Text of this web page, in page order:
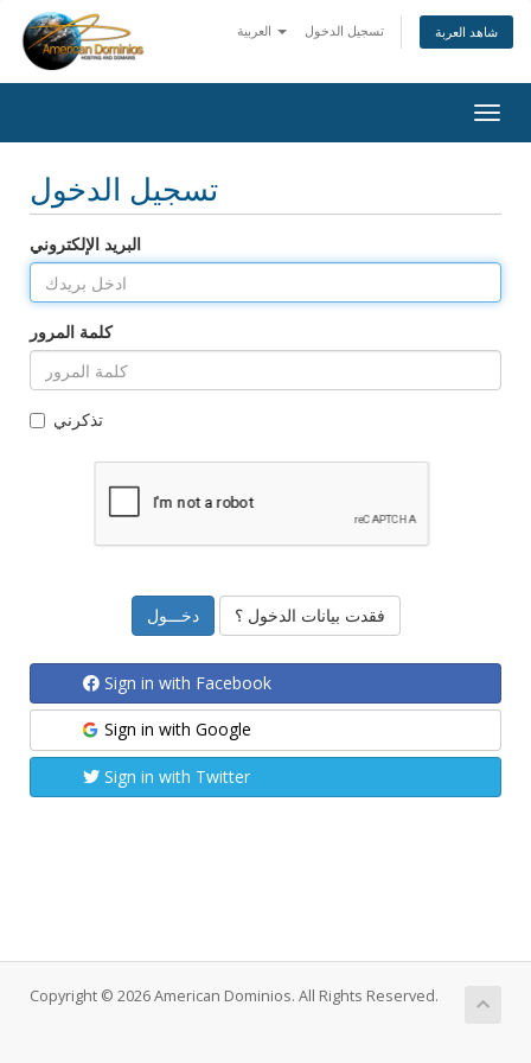
تسجيل الدخول شاهد العربة
تسجيل الدخول
البريد الإلكتروني
كلمة المرور
تذكرني
فقدت بيانات الدخول ؟
Sign in with Facebook
Sign in with Google
Sign in with Twitter
Copyright © 2026 American Dominios. All Rights Reserved.